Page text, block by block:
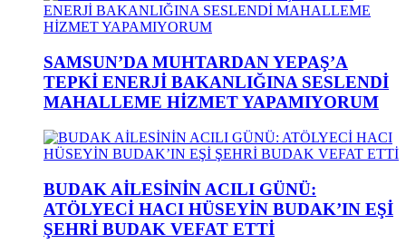
SAMSUN’DA MUHTARDAN YEPAŞ’A
TEPKİ ENERJİ BAKANLIĞINA SESLENDİ
MAHALLEME HİZMET YAPAMIYORUM
BUDAK AİLESİNİN ACILI GÜNÜ:
ATÖLYECİ HACI HÜSEYİN BUDAK’IN EŞİ
ŞEHRİ BUDAK VEFAT ETTİ